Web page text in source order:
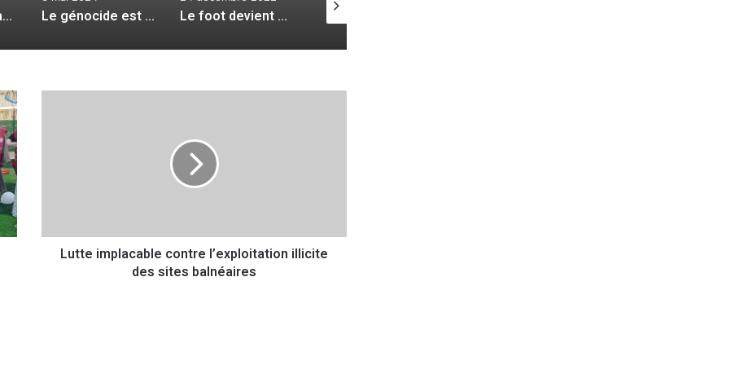
Le foot devient un phénomène sociétal
l
Lutte implacable contre l’exploitation illicite
des sites balnéaires